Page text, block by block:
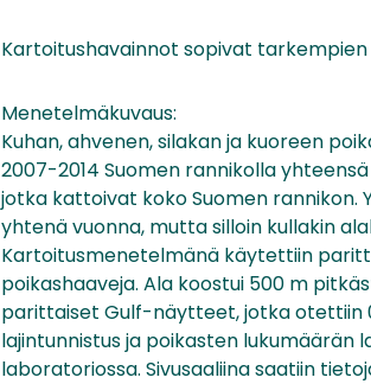
Kartoitushavainnot sopivat
Menetelmäkuvaus:
Kuhan, ahvenen, silakan ja kuoreen
2007-2014 Suomen rannikolla
jotka kattoivat koko Suomen rannikon.
yhtenä vuonna, mutta silloin kullakin
Kartoitusmenetelmänä käytettiin
poikashaaveja. Ala koostui 500 m
parittaiset Gulf-näytteet, jotka otettiin
lajintunnistus ja poikasten
laboratoriossa. Sivusaaliina saatiin